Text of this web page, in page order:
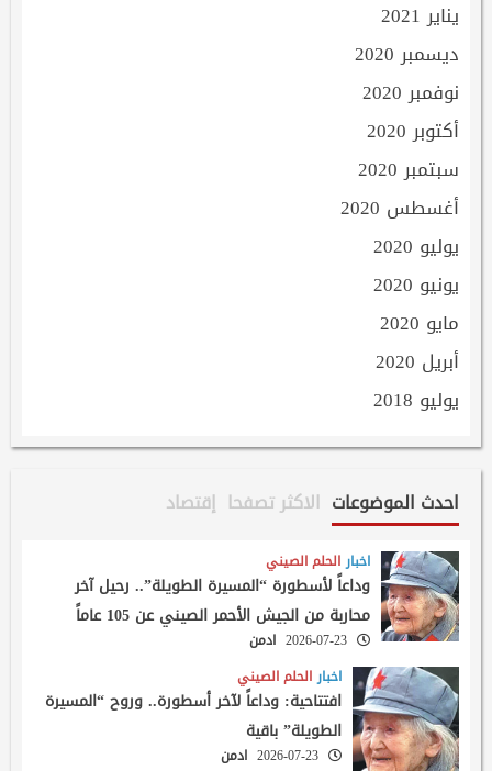
يناير 2021
ديسمبر 2020
نوفمبر 2020
أكتوبر 2020
سبتمبر 2020
أغسطس 2020
يوليو 2020
يونيو 2020
مايو 2020
أبريل 2020
يوليو 2018
احدث الموضوعات الاكثر تصفحا إقتصاد
اخبار الحلم الصيني
وداعاً لأسطورة “المسيرة الطويلة”.. رحيل آخر
محاربة من الجيش الأحمر الصيني عن 105 عاماً
2026-07-23
ادمن
اخبار الحلم الصيني
افتتاحية: وداعاً لآخر أسطورة.. وروح “المسيرة
الطويلة” باقية
2026-07-23 ادمن